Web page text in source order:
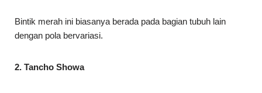
Bintik merah ini biasanya berada pada bagian tubuh lain
dengan pola bervariasi.
2. Tancho Showa